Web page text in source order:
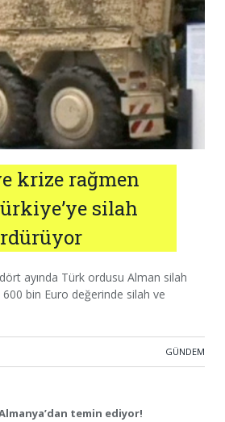
krize rağmen
silah
dört ayında Türk ordusu Alman silah
bin Euro değerinde silah ve
GÜNDEM
temin ediyor!